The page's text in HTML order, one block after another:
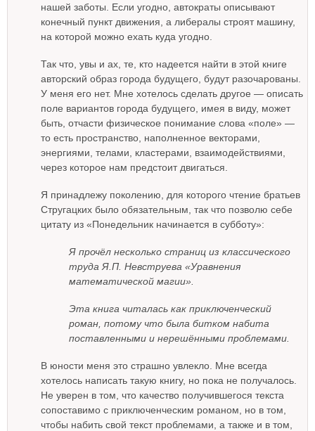
нашей заботы. Если угодно, автократы описывают
конечный пункт движения, а либералы строят машину,
на которой можно ехать куда угодно.
Так что, увы и ах, те, кто надеется найти в этой книге
авторский образ города будущего, будут разочарованы.
У меня его нет. Мне хотелось сделать другое — описать
поле вариантов города будущего, имея в виду, может
быть, отчасти физическое понимание слова «поле» —
то есть пространство, наполненное векторами,
энергиями, телами, кластерами, взаимодействиями,
через которое нам предстоит двигаться.
Я принадлежу поколению, для которого чтение братьев
Стругацких было обязательным, так что позволю себе
цитату из «Понедельник начинается в субботу»:
Я прочёл несколько страниц из классического
труда Я.П. Невструева «Уравнения
математической магии».
Эта книга читалась как приключенческий
роман, потому что была битком набита
поставленными и нерешёнными проблемами.
В юности меня это страшно увлекло. Мне всегда
хотелось написать такую книгу, но пока не получалось.
Не уверен в том, что качество получившегося текста
сопоставимо с приключенческим романом, но в том,
чтобы набить свой текст проблемами, а также и в том,